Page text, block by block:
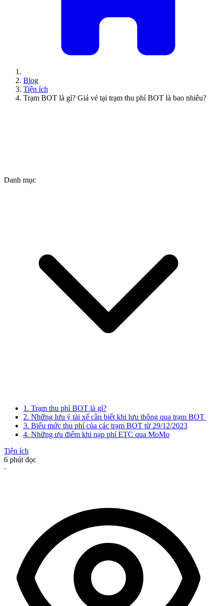
Blog
Tiện ích
Trạm BOT là gì? Giá vé tại trạm thu phí BOT là bao nhiêu?
Danh mục
1. Trạm thu phí BOT là gì?
2. Những lưu ý tài xế cần biết khi lưu thông qua trạm BOT
3. Biểu mức thu phí của các trạm BOT từ 29/12/2023
4. Những ưu điểm khi nạp phí ETC qua MoMo
Tiện ích
6 phút đọc
·